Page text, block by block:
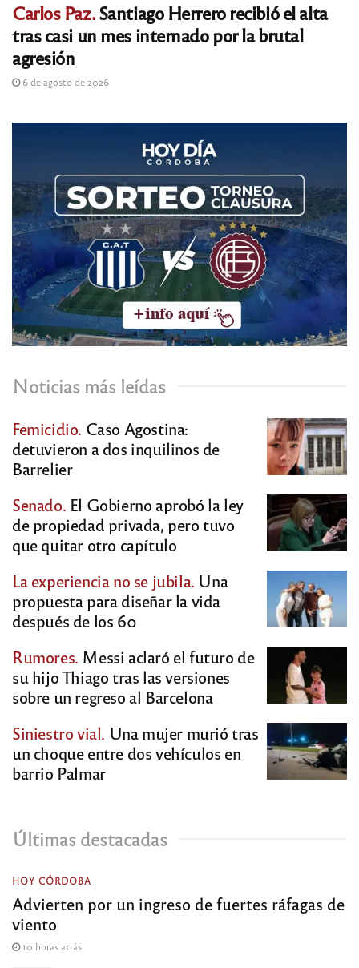
Carlos Paz.Santiago Herrero recibió el alta
tras casi un mes internado por la brutal
agresión
6 de agosto de 2026
Noticias más leídas
Femicidio. Caso Agostina:
detuvieron a dos inquilinos de
Barrelier
Senado. El Gobierno aprobó la ley
de propiedad privada, pero tuvo
que quitar otro capítulo
La experiencia no se jubila. Una
propuesta para diseñar la vida
después de los 60
Rumores. Messi aclaró el futuro de
su hijo Thiago tras las versiones
sobre un regreso al Barcelona
Siniestro vial. Una mujer murió tras
un choque entre dos vehículos en
barrio Palmar
Últimas destacadas
HOY CÓRDOBA
Advierten por un ingreso de fuertes ráfagas de
viento
10 horas atrás